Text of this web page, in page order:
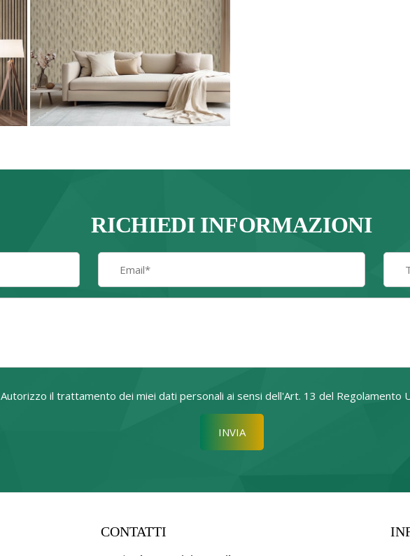
RICHIEDI INFORMAZIONI
Autorizzo il trattamento dei miei dati personali ai sensi dell'Art. 13 del Regolamento
Si prega di lasciare vuoto questo
CONTATTI